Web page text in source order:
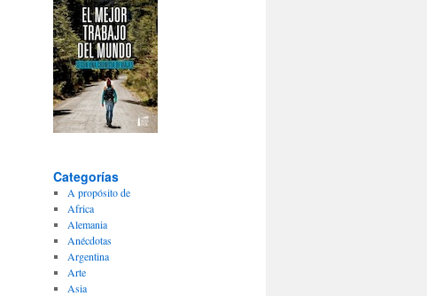
Categorías
A propósito de
Africa
Alemania
Anécdotas
Argentina
Arte
Asia